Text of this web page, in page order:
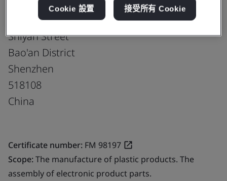
EVA Industrial Garden
No. 11, Guotai Road, Tangtou Community,
Shiyan Street
Bao'an District
Shenzhen
518108
China
Certificate number: FM 98197
Scope:The manufacture of plastic products. The
assembly of electronic product parts.
Cookie 設置 接受所有 Cookie